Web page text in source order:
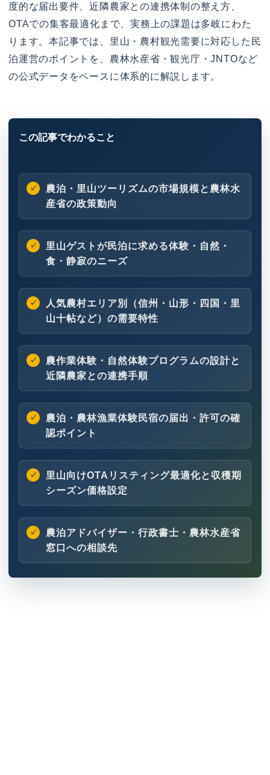
度的な届出要件、近隣農家との連携体制の整え方、
OTAでの集客最適化まで、実務上の課題は多岐にわた
ります。本記事では、里山・農村観光需要に対応した民
泊運営のポイントを、農林水産省・観光庁・JNTOなど
の公式データをベースに体系的に解説します。
農泊・里山ツーリズムの市場規模と農林水
産省の政策動向
里山ゲストが民泊に求める体験・自然・
食・静寂のニーズ
人気農村エリア別（信州・山形・四国・里
山十帖など）の需要特性
農作業体験・自然体験プログラムの設計と
近隣農家との連携手順
農泊・農林漁業体験民宿の届出・許可の確
認ポイント
里山向けOTAリスティング最適化と収穫期
シーズン価格設定
農泊アドバイザー・行政書士・農林水産省
窓口への相談先